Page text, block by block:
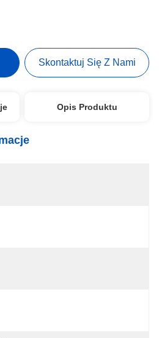
Skontaktuj Się Z Nami
Opis Produktu